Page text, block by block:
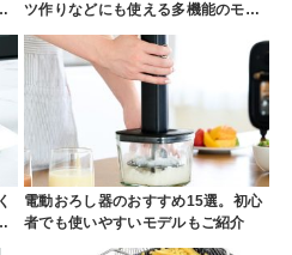
ツ作りなどにも使える多機能のモ…
電動おろし器のおすすめ15選。初心
者でも使いやすいモデルもご紹介